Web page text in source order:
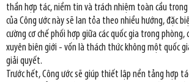
thần hợp tác, niềm tin và trách nhiệm toàn cầu trong
của Công ước này sẽ lan tỏa theo nhiều hướng, đặc
cường cơ chế phối hợp giữa các quốc gia trong
xuyên biên giới - vốn là thách thức không một quốc
giải quyết.
Trước hết, Công ước sẽ giúp thiết lập nền tảng hợp